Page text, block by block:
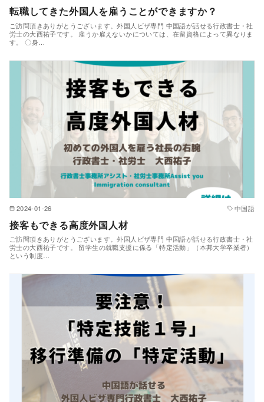
転職してきた外国人を雇うことができますか？
ご訪問頂きありがとうございます。外国人ビザ専門 中国語が話せる行政書士・社
労士の大西祐子です。 雇うか雇えないかについては、在留資格によって異なりま
す。 〇身…
2024-01-26 中国語
接客もできる高度外国人材
ご訪問頂きありがとうございます。外国人ビザ専門 中国語が話せる行政書士・社
労士の大西祐子です。 留学生の就職支援に係る「特定活動」（本邦大学卒業者）
という制度…